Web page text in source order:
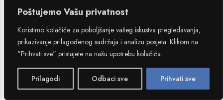
Poštujemo Vašu privatnost
Koristimo kolačiće za poboljšanje vašeg iskustva pregledavanja,
prikazivanje prilagođenog sadržaja i analizu posjeta. Klikom na
"Prihvati sve" pristajete na našu upotrebu kolačića.
Prilagodi Odbaci sve Prihvati sve